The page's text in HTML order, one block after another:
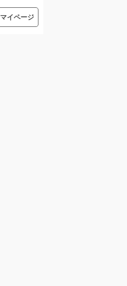
マイページ